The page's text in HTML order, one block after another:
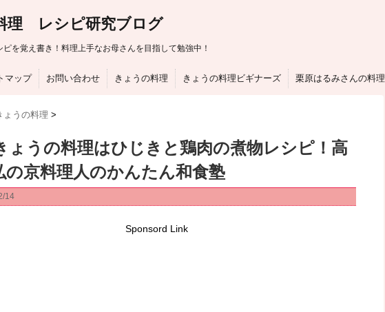
理 レシピ研究ブログ
ピを覚え書き！料理上手なお母さんを目指して勉強中！
マップ お問い合わせ きょうの料理 きょうの料理ビギナーズ 栗原はるみさんの料理
ょうの料理 >
ょうの料理はひじきと鶏肉の煮物レシピ！高
の京料理人のかんたん和食塾
14
Sponsord Link